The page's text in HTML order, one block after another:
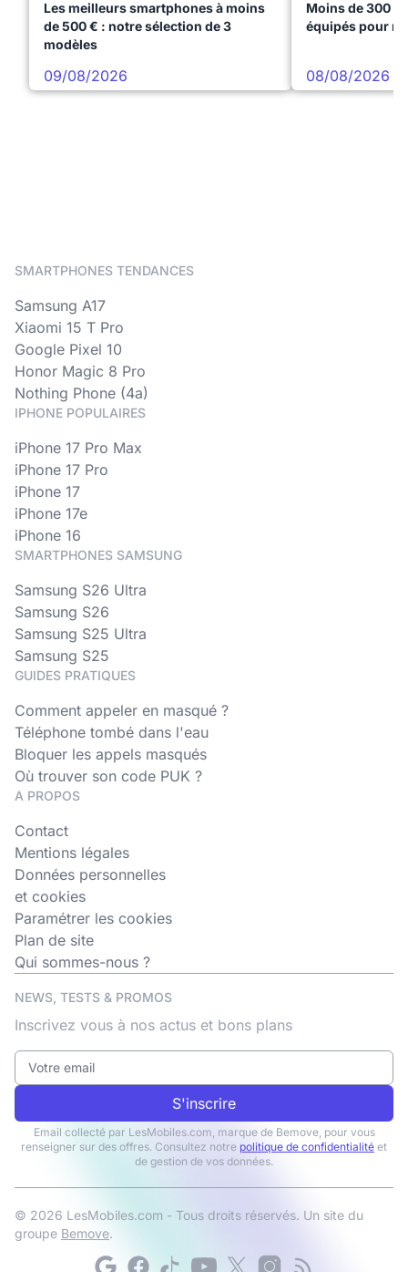
Les meilleurs smartphones à moins
de 500 € : notre sélection de 3
modèles
09/08/2026
Moins de 300 €
équipés pour
08/08/2026
SMARTPHONES TENDANCES
Samsung A17
Xiaomi 15 T Pro
Google Pixel 10
Honor Magic 8 Pro
Nothing Phone (4a)
IPHONE POPULAIRES
iPhone 17 Pro Max
iPhone 17 Pro
iPhone 17
iPhone 17e
iPhone 16
SMARTPHONES SAMSUNG
Samsung S26 Ultra
Samsung S26
Samsung S25 Ultra
Samsung S25
GUIDES PRATIQUES
Comment appeler en masqué ?
Téléphone tombé dans l'eau
Bloquer les appels masqués
Où trouver son code PUK ?
A PROPOS
Contact
Mentions légales
Données personnelles
et cookies
Paramétrer les cookies
Plan de site
Qui sommes-nous ?
NEWS, TESTS & PROMOS
Inscrivez vous à nos actus et bons plans
S'inscrire
Email collecté par LesMobiles.com, marque de Bemove, pour vous
renseigner sur des offres. Consultez notre politique de confidentialité et
de gestion de vos données.
© 2026 LesMobiles.com - Tous droits réservés. Un site du
groupe Bemove.